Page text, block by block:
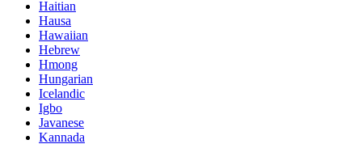
Haitian
Hausa
Hawaiian
Hebrew
Hmong
Hungarian
Icelandic
Igbo
Javanese
Kannada